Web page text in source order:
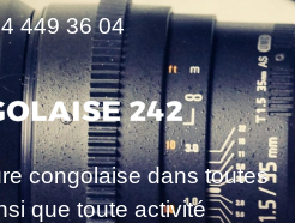
449 36 04
congolaise dans toutes
que toute activité